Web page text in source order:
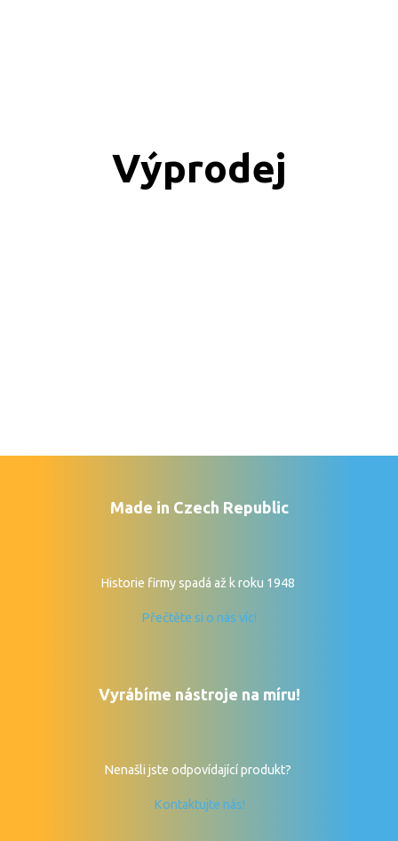
Výprodej
Made in Czech Republic
Historie firmy spadá až k roku 1948
Přečtěte si o nás víc!
Vyrábíme nástroje na míru!
Nenašli jste odpovídající produkt?
Kontaktujte nás!